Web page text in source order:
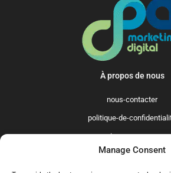
Manage Consent
À propos de nous
nous-contacter
politique-de-
qui-sommes-nous